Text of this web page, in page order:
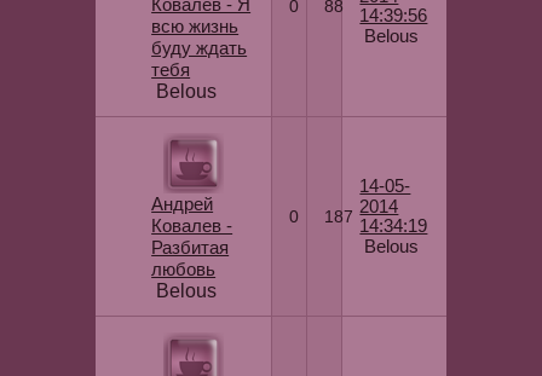
Ковалев - Я
всю жизнь
буду ждать
тебя
Belous
0 88
14:39:56
Belous
Андрей
Ковалев -
Разбитая
любовь
Belous
0 187
14-05-
2014
14:34:19
Belous